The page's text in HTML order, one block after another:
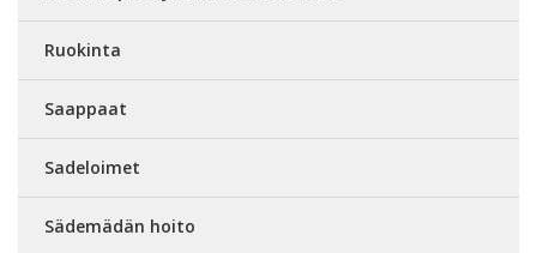
Ruokinta
Saappaat
Sadeloimet
Sädemädän hoito